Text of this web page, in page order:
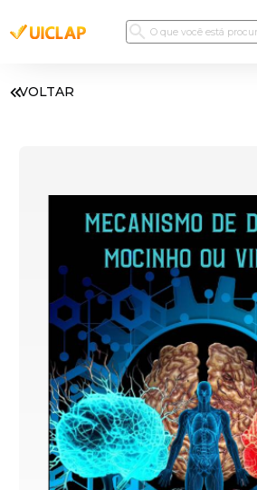
VOLTAR